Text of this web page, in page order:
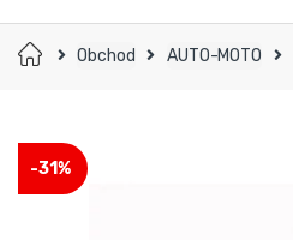
Domov Obchod AUTO-MOTO
-31%